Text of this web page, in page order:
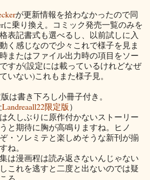
が更新情報を拾わなかったので同
に乗り換え。コミック発売一覧のみを
表記書式も選べるし、以前試しに入
く感じなので少々これで様子を見ま
またはファイル出力時の項目をソー
すが(設定には載っているけれどなぜ
いない)これもまた様子見。
は書き下ろし小冊子付き。
Landreaall22限定版）
久しぶりに原作付かないストーリー
と期待に胸が高鳴りますね。ヒノ
・ソレミテと楽しめそうな新刊が揃
ね。
は漫画程は読み返さないんじゃない
これを逃すと二度と出ないのでは疑